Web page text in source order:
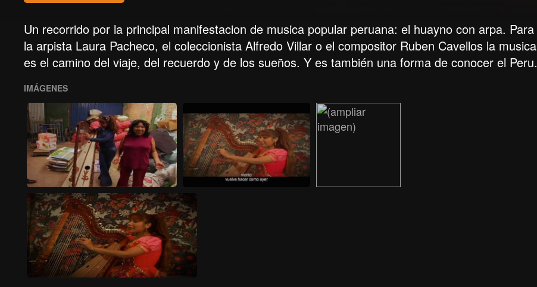
Un recorrido por la principal manifestacion de musica popular peruana: el huayno con arpa. Para
la arpista Laura Pacheco, el coleccionista Alfredo Villar o el compositor Ruben Cavellos la musica
es el camino del viaje, del recuerdo y de los sueños. Y es también una forma de conocer el Peru.
IMÁGENES